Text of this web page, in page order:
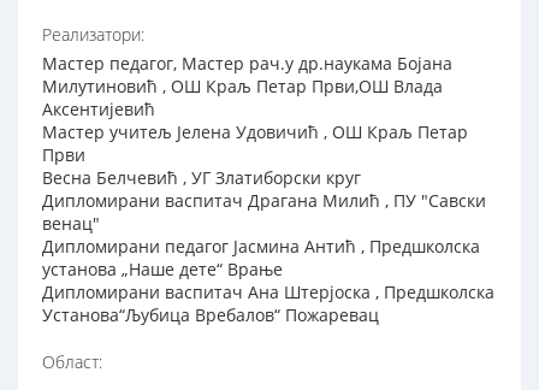
Реализатори:
Мастер педагог, Мастер рач.у др.наукама Бојана
Милутиновић , ОШ Краљ Петар Први,ОШ Влада
Аксентијевић
Мастер учитељ Јелена Удовичић , ОШ Краљ Петар
Први
Весна Белчевић , УГ Златиборски круг
Дипломирани васпитач Драгана Милић , ПУ "Савски
венац"
Дипломирани педагог Јасмина Антић , Предшколска
установа „Наше дете“ Врање
Дипломирани васпитач Ана Штерјоска , Предшколска
Установа“Љубица Вребалов“ Пожаревац
Област: